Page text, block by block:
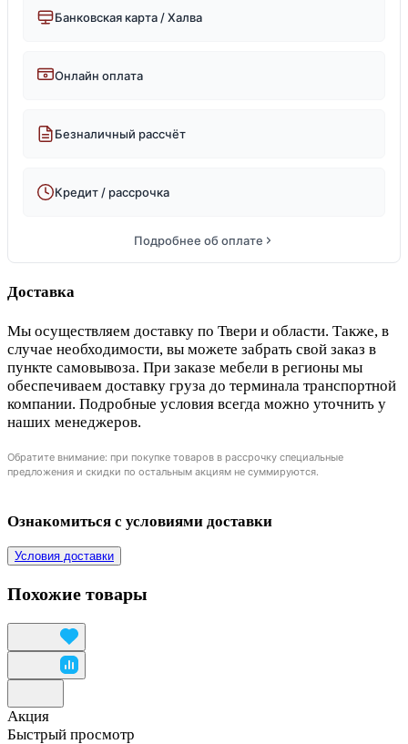
Банковская карта / Халва
Онлайн оплата
Безналичный рассчёт
Кредит / рассрочка
Подробнее об оплате
Доставка
Мы осуществляем доставку по Твери и области. Также, в
случае необходимости, вы можете забрать свой заказ в
пункте самовывоза. При заказе мебели в регионы мы
обеспечиваем доставку груза до терминала транспортной
компании. Подробные условия всегда можно уточнить у
наших менеджеров.
Обратите внимание: при покупке товаров в рассрочку специальные
предложения и скидки по остальным акциям не суммируются.
Ознакомиться с условиями доставки
Условия доставки
Похожие товары
Акция
Быстрый просмотр